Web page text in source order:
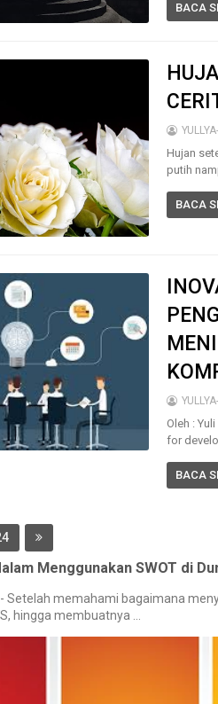
BACA
Hujan
putih
BACA
Oleh :
for
BACA
Menggunakan SWOT di
Setelah memahami bagaimana
hingga membuatnya ...